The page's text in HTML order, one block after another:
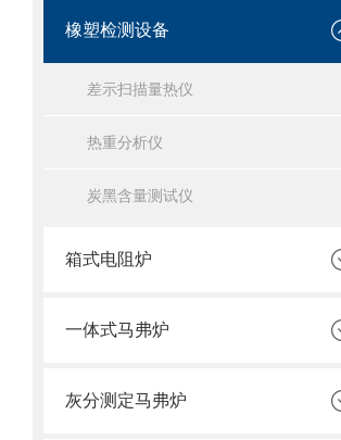
橡塑检测设备
差示扫描量热仪
热重分析仪
炭黑含量测试仪
箱式电阻炉
一体式马弗炉
灰分测定马弗炉